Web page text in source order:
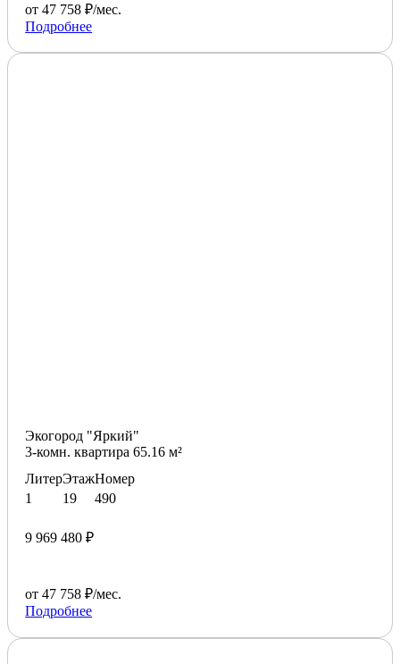
от 47 758 ₽/мес.
Подробнее
Экогород "Яркий"
3-комн. квартира 65.16 м²
Литер
1
Этаж
19
Номер
490
9 969 480 ₽
от 47 758 ₽/мес.
Подробнее